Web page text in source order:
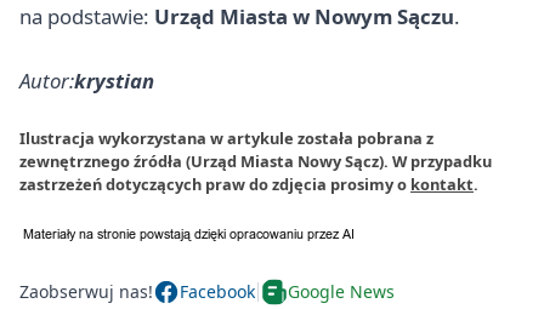
na podstawie: Urząd Miasta w Nowym Sączu.
Autor:krystian
Ilustracja wykorzystana w artykule została pobrana z
zewnętrznego źródła (Urząd Miasta Nowy Sącz). W przypadku
zastrzeżeń dotyczących praw do zdjęcia prosimy o kontakt.
Zaobserwuj nas! Facebook Google News